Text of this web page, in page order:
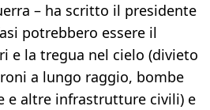
– ha scritto il presidente
potrebbero essere il
e la tregua nel cielo (divieto
a lungo raggio, bombe
e altre infrastrutture civili) e